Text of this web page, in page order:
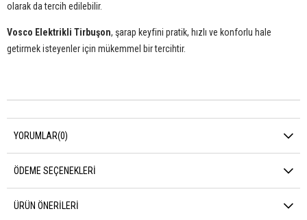
olarak da tercih edilebilir.
Vosco Elektrikli Tirbuşon, şarap keyfini pratik, hızlı ve konforlu hale
getirmek isteyenler için mükemmel bir tercihtir.
YORUMLAR(0)
ÖDEME SEÇENEKLERI
ÜRÜN ÖNERILERI